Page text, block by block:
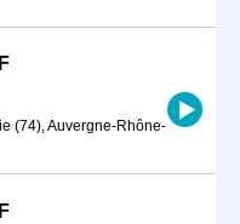
(74), Auvergne-Rhône-